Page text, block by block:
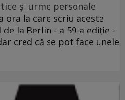
şi urme personale
ora la care scriu aceste
la Berlin - a 59-a ediţie -
cred că se pot face unele